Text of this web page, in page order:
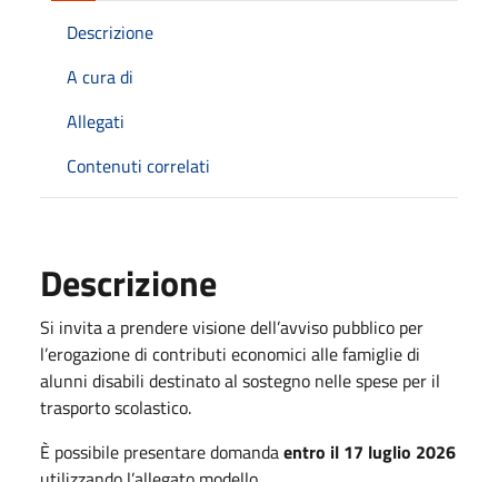
Descrizione
A cura di
Allegati
Contenuti correlati
Descrizione
Si invita a prendere visione dell’avviso pubblico per
l’erogazione di contributi economici alle famiglie di
alunni disabili destinato al sostegno nelle spese per il
trasporto scolastico.
È possibile presentare domandaentro il 17 luglio 2026